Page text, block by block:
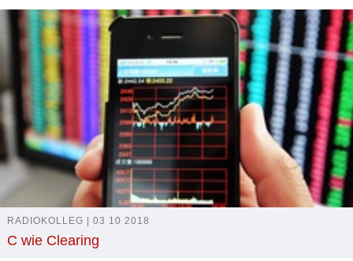
RADIOKOLLEG | 03 10 2018
C wie Clearing